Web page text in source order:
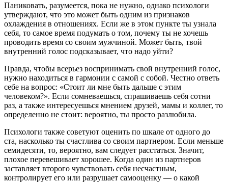
Паниковать, разумеется, пока не нужно, однако психологи
утверждают, что это может быть одним из признаков
охлаждения в отношениях. Если же в этом пункте ты узнала
себя, то самое время подумать о том, почему ты не хочешь
проводить время со своим мужчиной. Может быть, твой
внутренний голос подсказывает, что надо уйти?
Правда, чтобы всерьез воспринимать свой внутренний голос,
нужно находиться в гармонии с самой с собой. Честно ответь
себе на вопрос: «Стоит ли мне быть дальше с этим
человеком?». Если сомневаешься, спрашиваешь себя сотни
раз, а также интересуешься мнением друзей, мамы и коллег, то
определенно не стоит: вероятно, ты просто разлюбила.
Психологи также советуют оценить по шкале от одного до
ста, насколько ты счастлива со своим партнером. Если меньше
семидесяти, то, вероятно, вам следует расстаться. Значит,
плохое перевешивает хорошее. Когда один из партнеров
заставляет второго чувствовать себя несчастным,
контролирует его или разрушает самооценку — о какой